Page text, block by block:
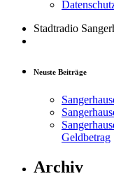
Stadtradio
Neuste Beiträge
Geldbetrag
Archiv